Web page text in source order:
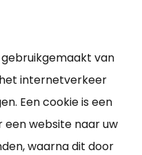
van
het internetverkeer
Een cookie is een
website naar uw
waarna dit door